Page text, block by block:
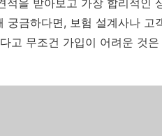
적을 받아보고 가장 합리적인
궁금하다면, 보험 설계사나 고
고 무조건 가입이 어려운 것